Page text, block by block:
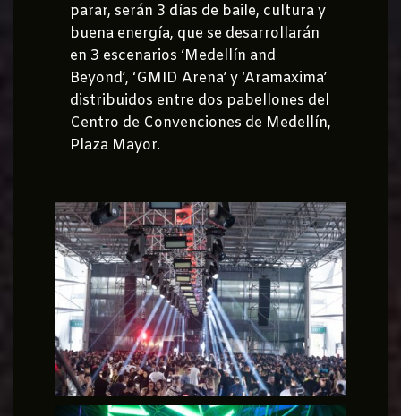
parar, serán 3 días de baile, cultura y
buena energía, que se desarrollarán
en 3 escenarios ‘Medellín and
Beyond’, ‘GMID Arena’ y ‘Aramaxima’
distribuidos entre dos pabellones del
Centro de Convenciones de Medellín,
Plaza Mayor.